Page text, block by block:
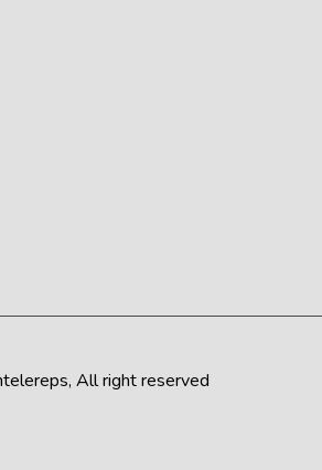
All right reserved